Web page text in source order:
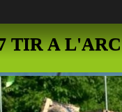
TIR A L'ARC